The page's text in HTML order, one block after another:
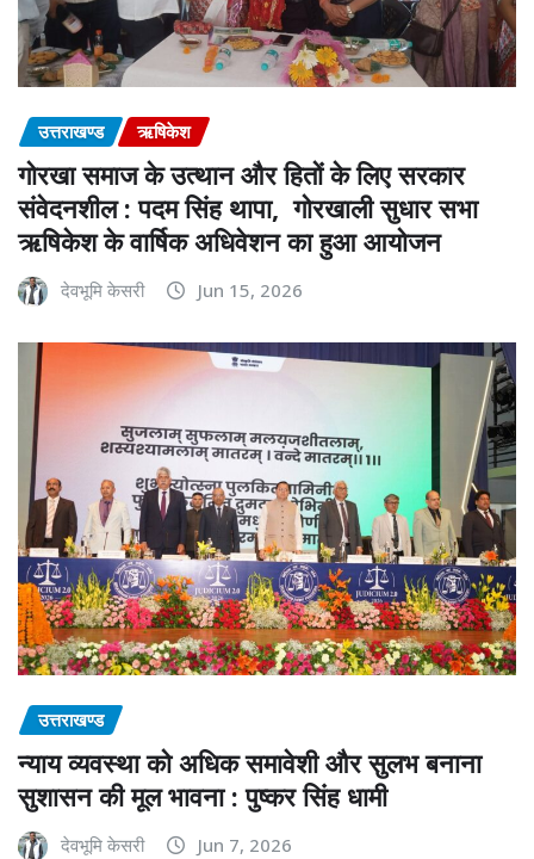
उत्तराखण्ड ऋषिकेश
गोरखा समाज के उत्थान और हितों के लिए सरकार
संवेदनशील : पदम सिंह थापा, गोरखाली सुधार सभा
ऋषिकेश के वार्षिक अधिवेशन का हुआ आयोजन
देवभूमि केसरी Jun 15, 2026
उत्तराखण्ड
न्याय व्यवस्था को अधिक समावेशी और सुलभ बनाना
सुशासन की मूल भावना : पुष्कर सिंह धामी
देवभूमि केसरी Jun 7, 2026